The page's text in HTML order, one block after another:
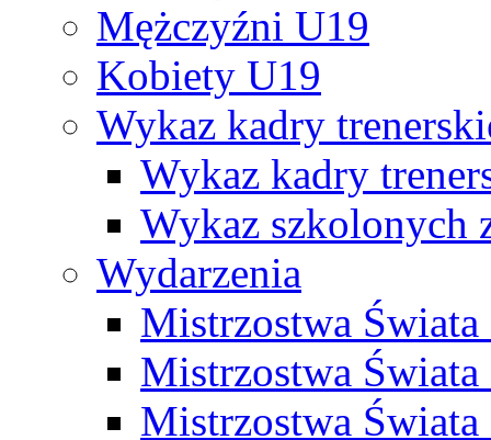
Mężczyźni U19
Kobiety U19
Wykaz kadry
Wykaz kadry
Wykaz szkolonych
Wydarzenia
Mistrzostwa
Mistrzostwa
Mistrzostwa